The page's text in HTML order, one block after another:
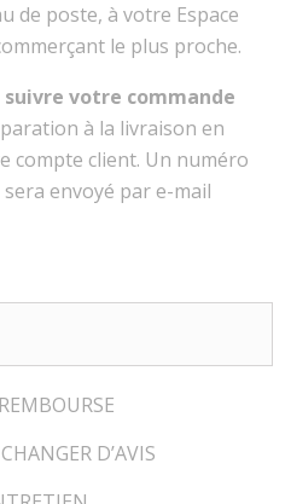
de poste, à votre Espace
le plus proche.
suivre votre commande
à la livraison en
compte client. Un numéro
envoyé par e-mail
D’AVIS